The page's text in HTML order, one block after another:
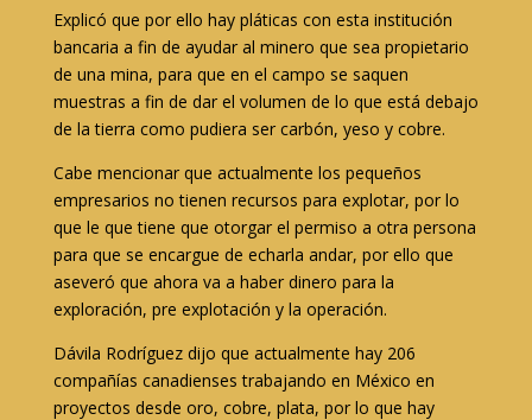
Explicó que por ello hay pláticas con esta institución
bancaria a fin de ayudar al minero que sea propietario
de una mina, para que en el campo se saquen
muestras a fin de dar el volumen de lo que está debajo
de la tierra como pudiera ser carbón, yeso y cobre.
Cabe mencionar que actualmente los pequeños
empresarios no tienen recursos para explotar, por lo
que le que tiene que otorgar el permiso a otra persona
para que se encargue de echarla andar, por ello que
aseveró que ahora va a haber dinero para la
exploración, pre explotación y la operación.
Dávila Rodríguez dijo que actualmente hay 206
compañías canadienses trabajando en México en
proyectos desde oro, cobre, plata, por lo que hay